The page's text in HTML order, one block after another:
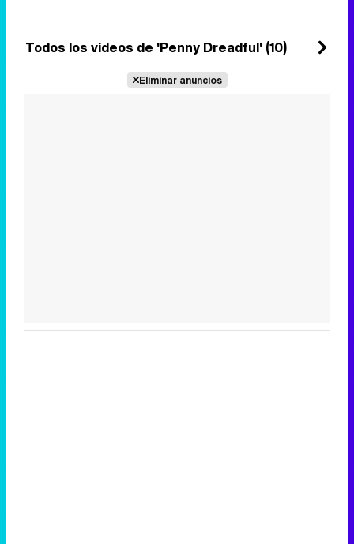
lanzará el 10 de abril la quinta
13 de enero 2016
Todos los videos de 'Penny Dreadful' (10)
Eliminar anuncios